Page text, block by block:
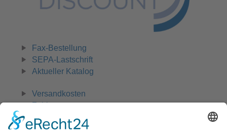
Fax-Bestellung
SEPA-Lastschrift
Aktueller Katalog
Versandkosten
Zahlungsarten
Widerruf